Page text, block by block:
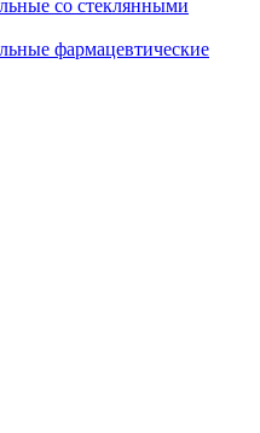
со стеклянными
фармацевтические